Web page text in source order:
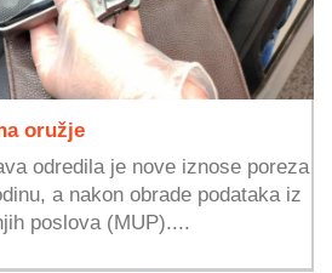
oružje
odredila je nove iznose poreza
a nakon obrade podataka iz
poslova (MUP)....